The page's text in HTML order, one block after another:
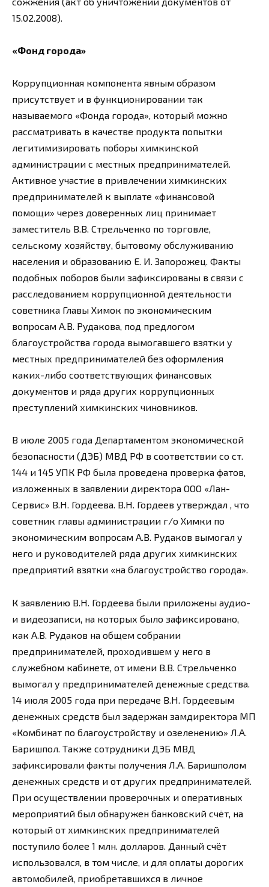
15.02.2008).
«Фонд города»
Коррупционная компонента явным образом
присутствует и в функционировании так
называемого «Фонда города», который можно
рассматривать в качестве продукта попытки
легитимизировать поборы химкинской
администрации с местных предпринимателей.
Активное участие в привлечении химкинских
предпринимателей к выплате «финансовой
помощи» через доверенных лиц принимает
заместитель В.В. Стрельченко по торговле,
сельскому хозяйству, бытовому обслуживанию
населения и образованию Е. И. Запорожец. Факты
подобных поборов были зафиксированы в связи с
расследованием коррупционной деятельности
советника Главы Химок по экономическим
вопросам А.В. Рудакова, под предлогом
благоустройства города вымогавшего взятки у
местных предпринимателей без оформления
каких-либо соответствующих финансовых
документов и ряда других коррупционных
преступлений химкинских чиновников.
В июле 2005 года Департаментом экономической
безопасности (ДЭБ) МВД РФ в соответствии со ст.
144 и 145 УПК РФ была проведена проверка фатов,
изложенных в заявлении директора ООО «Лан-
Сервис» В.Н. Гордеева. В.Н. Гордеев утверждал , что
советник главы администрации г/о Химки по
экономическим вопросам А.В. Рудаков вымогал у
него и руководителей ряда других химкинских
предприятий взятки «на благоустройство города».
К заявлению В.Н. Гордеева были приложены аудио-
и видеозаписи, на которых было зафиксировано,
как А.В. Рудаков на общем собрании
предпринимателей, проходившем у него в
служебном кабинете, от имени В.В. Стрельченко
вымогал у предпринимателей денежные средства.
14 июля 2005 года при передаче В.Н. Гордеевым
денежных средств был задержан замдиректора МП
«Комбинат по благоустройству и озеленению» Л.А.
Баришпол. Также сотрудники ДЭБ МВД
зафиксировали факты получения Л.А. Баришполом
денежных средств и от других предпринимателей.
При осуществлении проверочных и оперативных
мероприятий был обнаружен банковский счёт, на
который от химкинских предпринимателей
поступило более 1 млн. долларов. Данный счёт
использовался, в том числе, и для оплаты дорогих
автомобилей, приобретавшихся в личное